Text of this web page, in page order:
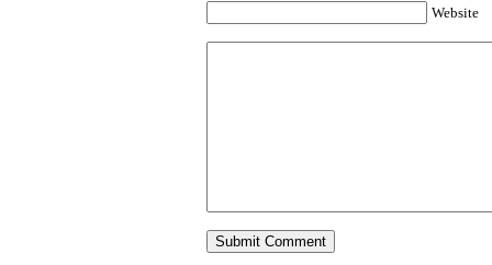
Website